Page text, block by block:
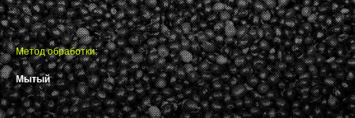
Метод обработки:
Мытый